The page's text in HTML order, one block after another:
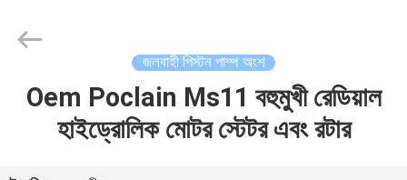
বাড়ি
Power
Co.,Ltd.
Reserved.
জলবাহী পিস্টন পাম্প অংশ
Oem Poclain Ms11 বহুমুখী রেডিয়াল
হাইড্রোলিক মোটর স্টেটর এবং রটার